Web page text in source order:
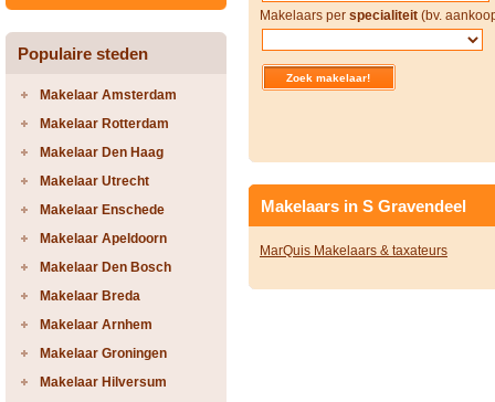
Populaire steden
Makelaar Amsterdam
Makelaar Rotterdam
Makelaar Den Haag
Makelaar Utrecht
Makelaar Enschede
Makelaar Apeldoorn
Makelaar Den Bosch
Makelaar Breda
Makelaar Arnhem
Makelaar Groningen
Makelaar Hilversum
Makelaars per specialiteit (bv.
Makelaars in S Gravendeel
MarQuis Makelaars & taxateurs